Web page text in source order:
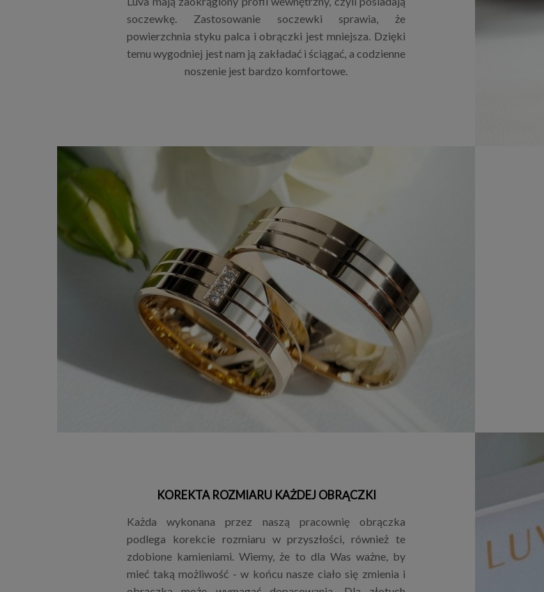
soczewkę. Zastosowanie soczewki sprawia, że
powierzchnia styku palca i obrączki jest mniejsza. Dzięki
temu wygodniej jest nam ją zakładać i ściągać, a codzienne
noszenie jest bardzo komfortowe.
KOREKTA ROZMIARU KAŻDEJ OBRĄCZKI
Każda wykonana przez naszą pracownię obrączka
podlega korekcie rozmiaru w przyszłości, również te
zdobione kamieniami. Wiemy, że to dla Was ważne, by
mieć taką możliwość - w końcu nasze ciało się zmienia i